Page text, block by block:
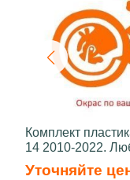
Комплект
14 2010-2022.
Уточняйте